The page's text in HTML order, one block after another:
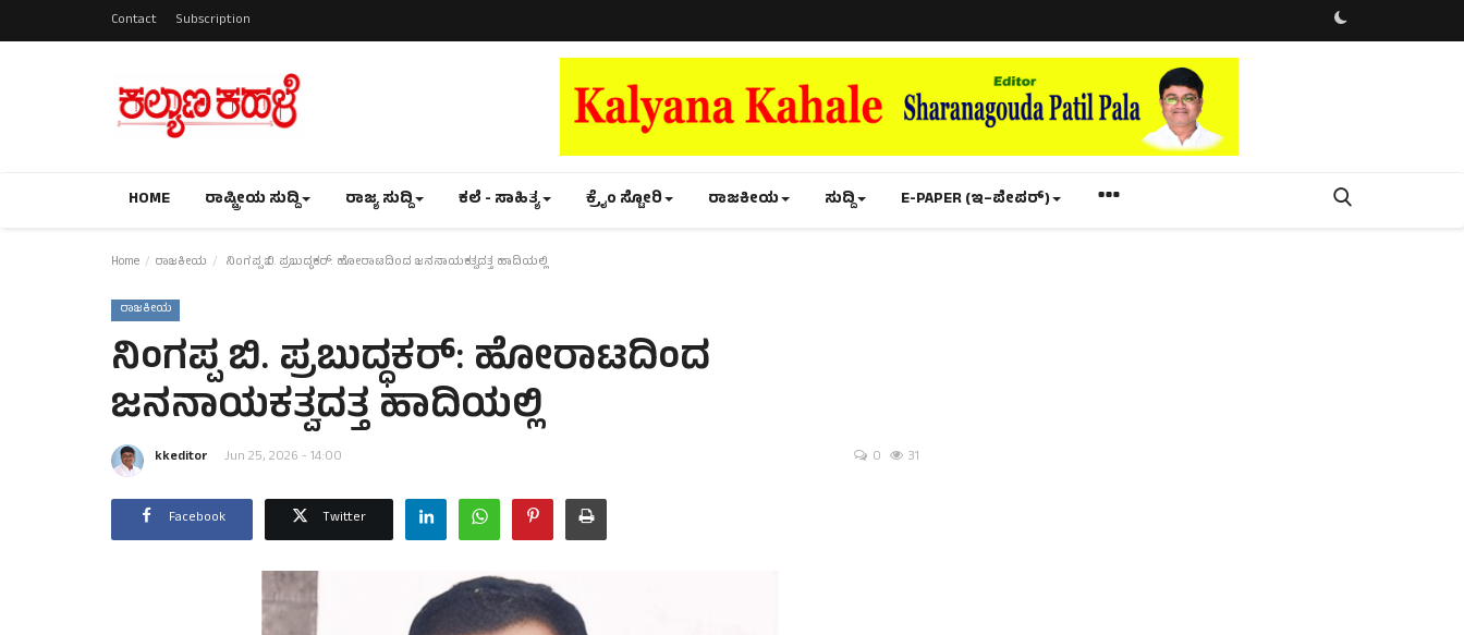
Contact Subscription
HOME ರಾಷ್ಟ್ರೀಯ ಸುದ್ದಿ ರಾಜ್ಯ ಸುದ್ದಿ ಕಲೆ - ಸಾಹಿತ್ಯ ಕ್ರೈಂ ಸ್ಟೋರಿ ರಾಜಕೀಯ ಸುದ್ದಿ E-PAPER (ಇ–ಪೇಪರ್‌)
Home ರಾಜಕೀಯ ನಿಂಗಪ್ಪ ಬಿ. ಪ್ರಬುದ್ಧಕರ್: ಹೋರಾಟದಿಂದ ಜನನಾಯಕತ್ವದತ್ತ ಹಾದಿಯಲ್ಲಿ
ರಾಜಕೀಯ
ನಿಂಗಪ್ಪ ಬಿ. ಪ್ರಬುದ್ಧಕರ್: ಹೋರಾಟದಿಂದ
ಜನನಾಯಕತ್ವದತ್ತ ಹಾದಿಯಲ್ಲಿ
kkeditor Jun 25, 2026 - 14:00 0 31
Facebook Twitter